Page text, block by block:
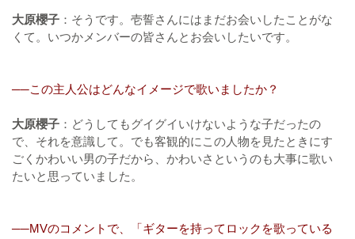
大原櫻子 ：そうです。壱誓さんにはまだお会いしたことがな
くて。いつかメンバーの皆さんとお会いしたいです。
──この主人公はどんなイメージで歌いましたか？
大原櫻子 ：どうしてもグイグイいけないような子だったの
で、それを意識して。でも客観的にこの人物を見たときにす
ごくかわいい男の子だから、かわいさというのも大事に歌い
たいと思っていました。
──MVのコメントで、「ギターを持ってロックを歌っている